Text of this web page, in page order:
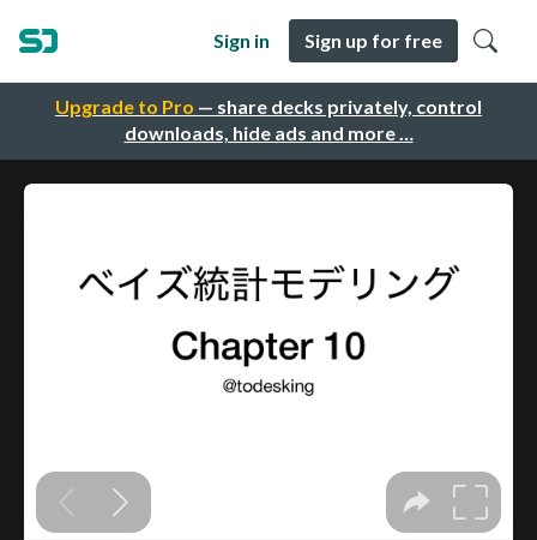
Upgrade to Pro — share decks privately, control
downloads, hide ads and more …
Sign in Sign up for free